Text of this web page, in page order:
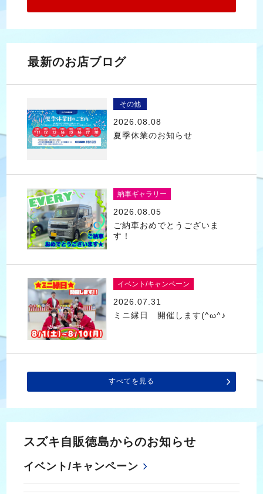
最新のお店ブログ
その他
2026.08.08
夏季休業のお知らせ
納車ギャラリー
2026.08.05
ご納車おめでとうございま
す！
イベント/キャンペーン
2026.07.31
ミニ縁日 開催します(^ω^♪
すべてを見る
スズキ自販徳島からのお知らせ
イベント/キャンペーン